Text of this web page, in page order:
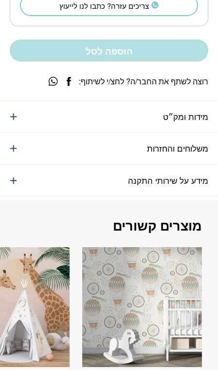
צריכים עזרה? כתבו לנו לייעוץ
הוספה לסל
מידות ומק״ט
משלוחים והחזרות
מידע על שירותי התקנה
רוצה לשתף את החבר/ה? לחצ/י לשיתוף:
מוצרים קשורים